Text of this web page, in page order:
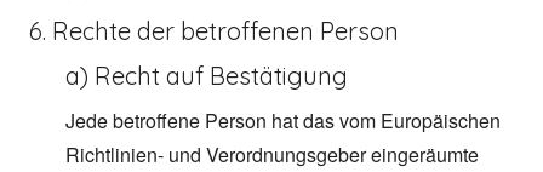
6. Rechte der betroffenen Person
a) Recht auf Bestätigung
Jede betroffene Person hat das vom Europäischen
Richtlinien- und Verordnungsgeber eingeräumte